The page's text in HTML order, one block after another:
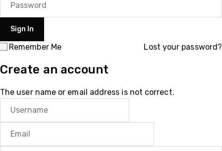
Remember Me Lost your password?
Create an account
The user name or email address is not correct.